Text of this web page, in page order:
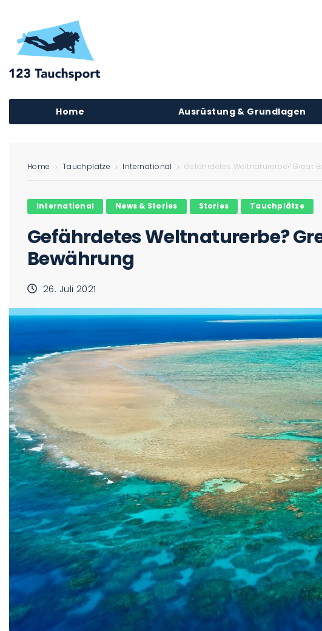
Home Ausrüstung & Grundlagen
Home Tauchplätze International Gefährdetes Weltnaturerbe? Great
International News & Stories Stories Tauchplätze
Gefährdetes Weltnaturerbe?
Bewährung
26. Juli 2021